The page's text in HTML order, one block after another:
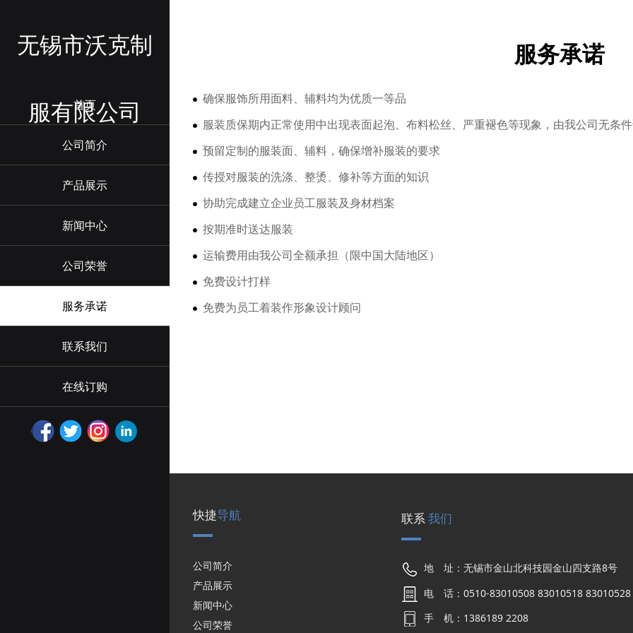
无锡市沃克制
服有限公司
首页
公司简介
产品展示
新闻中心
公司荣誉
服务承诺
联系我们
在线订购
服务承诺
确保服饰所用面料、辅料均为优质一等品
服装质保期内正常使用中出现表面起泡、布料松丝、严重褪色等现象，由我公司无条
预留定制的服装面、辅料，确保增补服装的要求
传授对服装的洗涤、整烫、修补等方面的知识
协助完成建立企业员工服装及身材档案
按期准时送达服装
运输费用由我公司全额承担（限中国大陆地区）
免费设计打样
免费为员工着装作形象设计顾问
快捷导航
公司简介
产品展示
新闻中心
公司荣誉
联系我们
地 址：无锡市金山北科技园金山四支路8号
电 话：0510-83010508 83010518
手 机：1386189 2208